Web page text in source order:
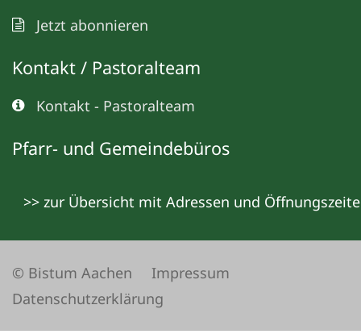
Jetzt abonnieren
Kontakt / Pastoralteam
Kontakt - Pastoralteam
Pfarr- und Gemeindebüros
>> zur Übersicht mit Adressen und
© Bistum Aachen
Impressum
Datenschutzerklärung